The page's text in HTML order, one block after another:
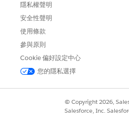
題？
我們改進！
隱私權聲明
安全性聲明
使用條款
參與原則
Cookie 偏好設定中心
您的隱私選擇
© Copyright 2026,
Salesforce, Inc.